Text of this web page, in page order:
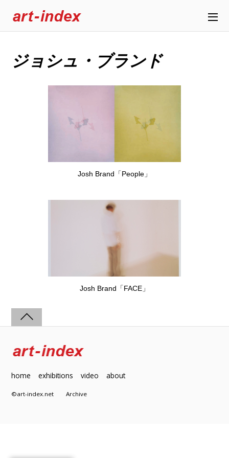
ジョシュ・ブランド
Josh Brand「People」
Josh Brand「FACE」
home exhibitions video about
©art-index.netArchive